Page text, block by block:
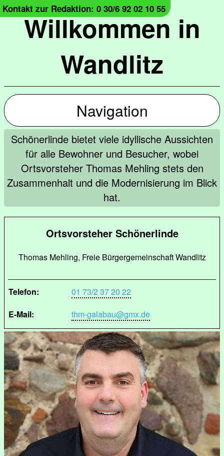
Willkommen in
Wandlitz
Kontakt zur Redaktion: 0 30/6 92 02 10 55
Navigation
Schönerlinde bietet viele idyllische Aussichten
für alle Bewohner und Besucher, wobei
Ortsvorsteher Thomas Mehling stets den
Zusammenhalt und die Modernisierung im Blick
hat.
Ortsvorsteher Schönerlinde
Thomas Mehling, Freie Bürgergemeinschaft Wandlitz
Telefon:
01 73/2 37 20 22
E-Mail:
thm-galabau@gmx.de